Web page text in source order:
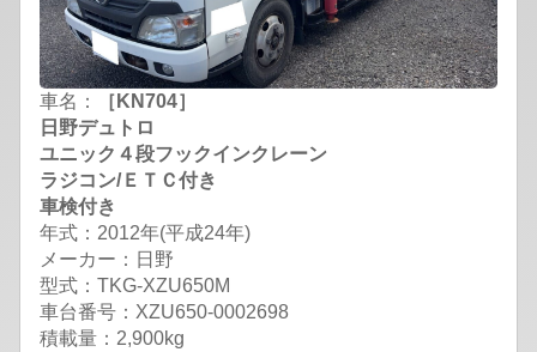
車名：
［KN704］
日野デュトロ
ユニック４段フックインクレーン
ラジコン/ＥＴＣ付き
車検付き
年式：2012年(平成24年)
メーカー：日野
型式：TKG-XZU650M
車台番号：XZU650-0002698
積載量：2,900kg